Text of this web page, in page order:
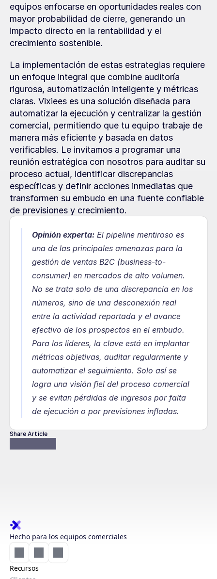
equipos enfocarse en oportunidades reales con
mayor probabilidad de cierre, generando un
impacto directo en la rentabilidad y el
crecimiento sostenible.
La implementación de estas estrategias requiere
un enfoque integral que combine auditoría
rigurosa, automatización inteligente y métricas
claras. Vixiees es una solución diseñada para
automatizar la ejecución y centralizar la gestión
comercial, permitiendo que tu equipo trabaje de
manera más eficiente y basada en datos
verificables. Le invitamos a programar una
reunión estratégica con nosotros para auditar su
proceso actual, identificar discrepancias
específicas y definir acciones inmediatas que
transformen su embudo en una fuente confiable
de previsiones y crecimiento.
Opinión experta: El pipeline mentiroso es
una de las principales amenazas para la
gestión de ventas B2C (business-to-
consumer) en mercados de alto volumen.
No se trata solo de una discrepancia en los
números, sino de una desconexión real
entre la actividad reportada y el avance
efectivo de los prospectos en el embudo.
Para los líderes, la clave está en implantar
métricas objetivas, auditar regularmente y
automatizar el seguimiento. Solo así se
logra una visión fiel del proceso comercial
y se evitan pérdidas de ingresos por falta
de ejecución o por previsiones infladas.
Share Article
Hecho para los equipos comerciales
Recursos